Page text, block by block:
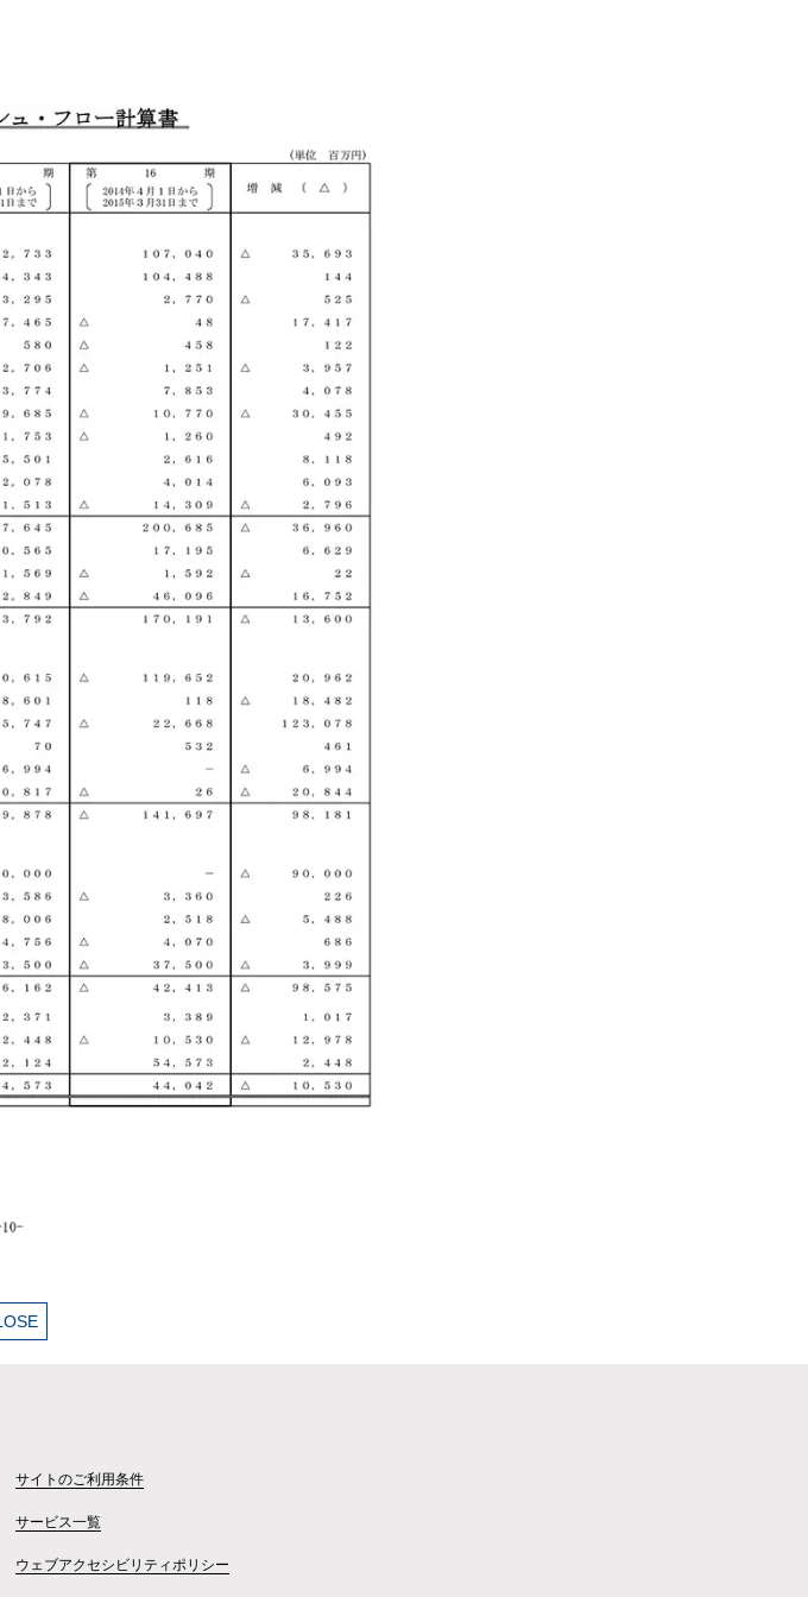
サイトのご利用条件
サービス一覧
ウェブアクセシビリティポリシー